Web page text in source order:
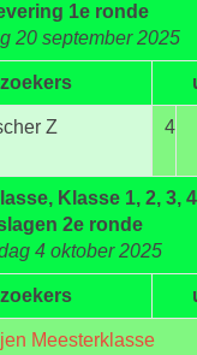
1e ronde
20 september 2025
Z 4
Klasse 1, 2, 3, 4
2e ronde
4 oktober 2025
Meesterklasse